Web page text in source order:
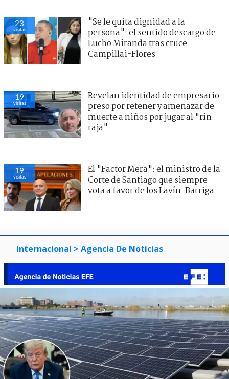
23
visitas
"Se le quita dignidad a la
persona": el sentido descargo de
Lucho Miranda tras cruce
Campillai-Flores
19
visitas
Revelan identidad de empresario
preso por retener y amenazar de
muerte a niños por jugar al "rin
raja"
19
visitas
El "Factor Mera": el ministro de la
Corte de Santiago que siempre
vota a favor de los Lavín-Barriga
Internacional > Agencia De Noticias